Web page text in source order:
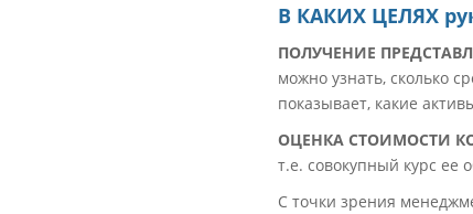
В КАКИХ ЦЕЛЯХ
ПОЛУЧЕНИЕ
можно узнать, сколько
показывает, какие
ОЦЕНКА СТОИМОСТИ
т.е. совокупный курс ее
С точки зрения